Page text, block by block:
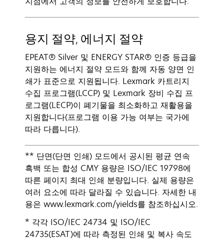
용지 절약, 에너지 절약
EPEAT® Silver 및 ENERGY STAR® 인증 등급을
지원하는 에너지 절약 모드와 함께 자동 양면 인
쇄가 표준으로 지원됩니다. Lexmark 카트리지
수집 프로그램(LCCP) 및 Lexmark 장비 수집 프
로그램(LECP)이 폐기물을 최소화하고 재활용을
지원합니다(프로그램 이용 가능 여부는 국가에
따라 다릅니다).
** 단면(단면 인쇄) 모드에서 공시된 평균 연속
흑백 또는 합성 CMY 용량은 ISO/IEC 19798에
따른 페이지 최대 인쇄 분량입니다. 실제 용량은
여러 요소에 따라 달라질 수 있습니다. 자세한 내
용은 www.lexmark.com/yields를 참조하십시오.
* 각각 ISO/IEC 24734 및 ISO/IEC
24735(ESAT)에 따라 측정된 인쇄 및 복사 속도